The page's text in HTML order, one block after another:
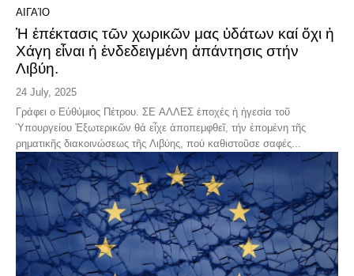
ΑΙΓΑΊΟ
Ἡ ἐπέκτασις τῶν χωρικῶν μας ὑδάτων καί ὄχι ἡ
Χάγη εἶναι ἡ ἐνδεδειγμένη ἀπάντησις στήν
Λιβύη.
24 July, 2025
Γράφει ο Εὑθύμιος Πέτρου. ΣΕ ΑΛΛΕΣ ἐποχές ἡ ἡγεσία τοῦ
Ὑπουργείου Ἐξωτερικῶν θά εἶχε ἀποπεμφθεῖ, τήν ἑπομένη τῆς
ρηματικῆς διακοινώσεως τῆς Λιβύης, πού καθιστοῦσε σαφές...